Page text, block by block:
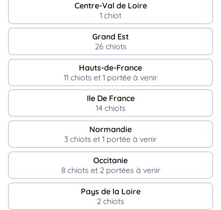
Centre-Val de Loire
1 chiot
Grand Est
26 chiots
Hauts-de-France
11 chiots et 1 portée à venir
Ile De France
14 chiots
Normandie
3 chiots et 1 portée à venir
Occitanie
8 chiots et 2 portées à venir
Pays de la Loire
2 chiots